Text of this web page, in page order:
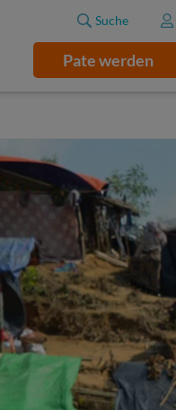
Pate werden
Suche